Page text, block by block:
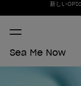
お得情報
新しい
Item 1 of 1
Sea Me Now